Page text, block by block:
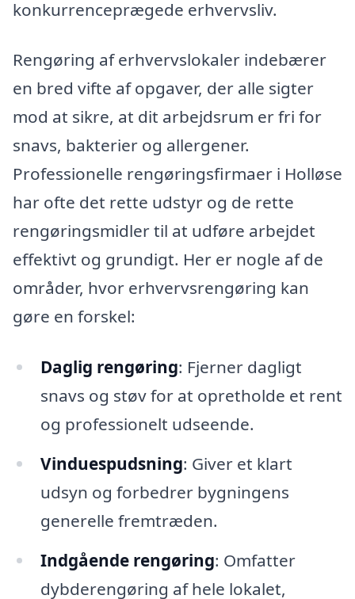
konkurrenceprægede erhvervsliv.
Rengøring af erhvervslokaler indebærer
en bred vifte af opgaver, der alle sigter
mod at sikre, at dit arbejdsrum er fri for
snavs, bakterier og allergener.
Professionelle rengøringsfirmaer i Holløse
har ofte det rette udstyr og de rette
rengøringsmidler til at udføre arbejdet
effektivt og grundigt. Her er nogle af de
områder, hvor erhvervsrengøring kan
gøre en forskel:
Daglig rengøring: Fjerner dagligt
snavs og støv for at opretholde et rent
og professionelt udseende.
Vinduespudsning: Giver et klart
udsyn og forbedrer bygningens
generelle fremtræden.
Indgående rengøring: Omfatter
dybderengøring af hele lokalet,